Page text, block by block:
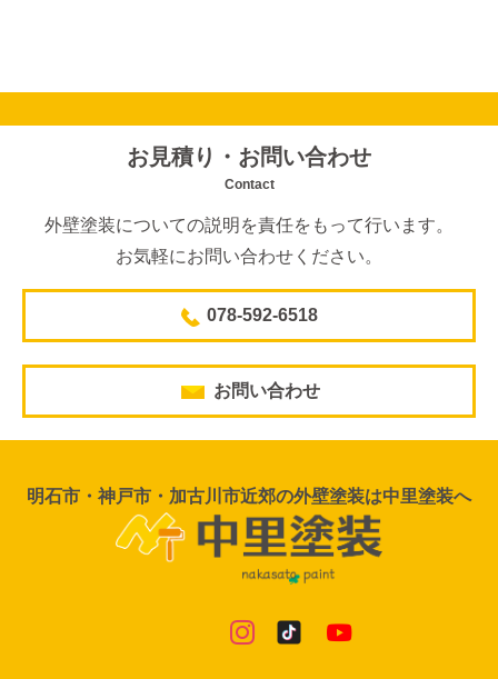
お見積り・お問い合わせ
Contact
外壁塗装についての説明を責任をもって行います。
お気軽にお問い合わせください。
078-592-6518
お問い合わせ
明石市・神戸市・加古川市近郊の外壁塗装は中里塗装へ